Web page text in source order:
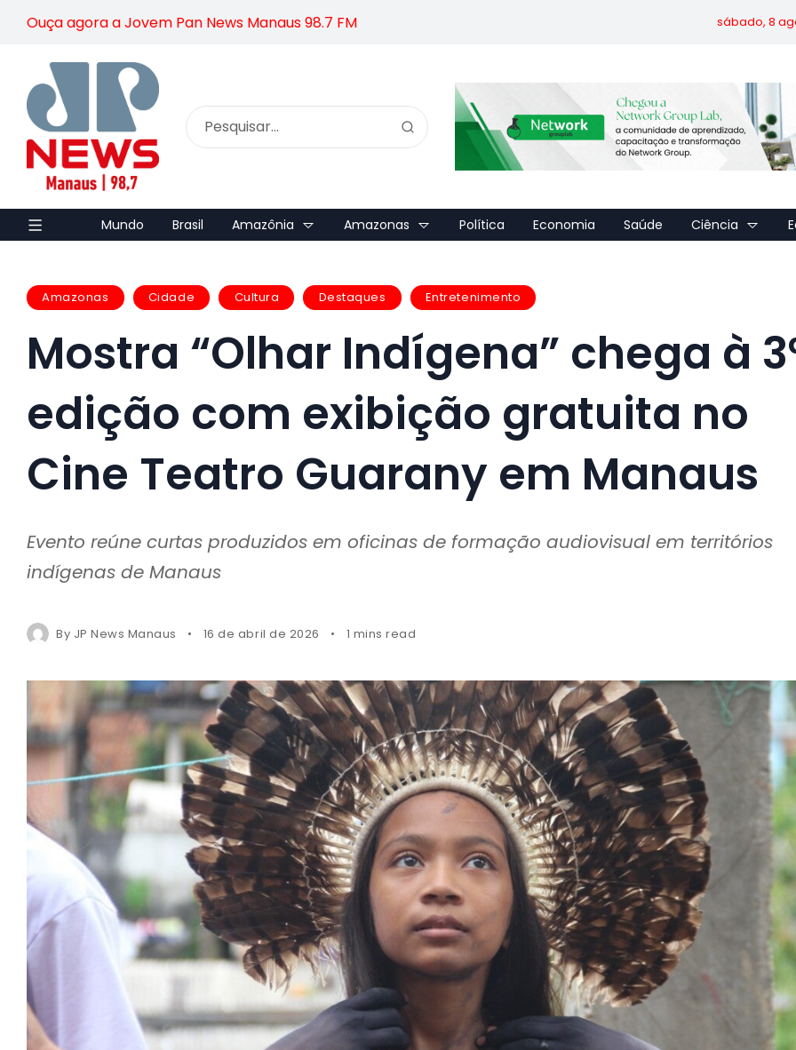
Ouça agora a Jovem Pan News Manaus 98.7 FM sábado, 8
Mundo Brasil Amazônia Amazonas Política Economia Saúde Ciência
Amazonas Cidade Cultura Destaques Entretenimento
Mostra “Olhar Indígena” chega à
edição com exibição gratuita no
Cine Teatro Guarany em Manaus
Evento reúne curtas produzidos em oficinas de formação audiovisual em territórios
indígenas de Manaus
By JP News Manaus 16 de abril de 2026 1 mins read